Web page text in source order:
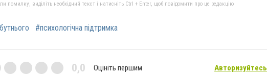
помилку, виділіть необхідний текст і натисніть Ctrl + Enter, щоб повідомити про це редакцію
#психологічна підтримка
0,0 Оцініть першим Авторизуйтесь